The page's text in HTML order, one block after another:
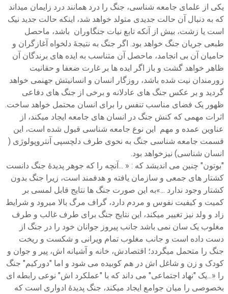
یکی از علمای جامعه شناسی، جنگ را درد همانند درد زایمان میداند
که به دنبال آن حالت جدیدی متولد خواهد شد، اینکه حالت جدید نیک
است یا زشت، بیش از آنکه تابع نیات جنگاوران باشد، ماحصل
طبعی جریان جنگ خواهد بود. اگر جنگ به نتیجۀ دلخواه آغازگران و
حامیان آن بی انجامد، ماحصل آن متناسب به ایده های برندگان آن
ظاهر خواهد گشت و باز اگر ایده ها بر غارت ضعفا و حقانیت
زورمندان نیت شده باشد، روزگار انسان و انسانیتش جهنمی خواهد
گردید و بر عکس جنگ های عادلانه و برخی از جنگ های دفاعی
ظهور یک فضای مناسب تنفس را برای انسان محتمل خواهد ساخت.
اثرات مهمی که کنش جنگ در انسان های جامعه ایجاد میکند، از
عناوین عمده و مهم این نوع جامعه شناسی قبول شده است، این
قسمت جامعه شناسی جنگ به نحوی طرف دلچسپی آنتروپولوژی (
انسان شناسی) نیزخواهد بود.
"بوتون" چنین می اندیشد که : « ...آنچه را که جوهر پدیدۀ جنگ دانست
کشتار های جمعی و سازمان یافته و هدفمند است، زیرا جنگ بدون
کشتار وجود ندارد ...»به این صورت جنگ ها نتایج قابل لمسی بر
کمیت و کیفیت نفوس و مردم دارد، گراف مرگ بالا میرود و شرایط
زاد و ولد نیز تغییر میکند، این نتایج جنگ برای طرف غالب و طرف
مغلوب یک سان نمی باشد جانب پیروز جوانان خود را در جنگ از
دست داده است و جانب مغلوب تمام ویرانی و شکست و ریخت
جنگ را متحمل میگردد؛ اقتصادش، خانه و آشیانه اش، پیر و جوان و
کودک و زن و شاغل اش در هم کوبیده می شود و اما "دورکیم" جنگ
را «...یک "نهاد اجتماعی" می داند که با "عملکرد اش" نوعی رابطه ای
بخصوصی را میان جوامع ایجاد میکند، جنگ پدیدۀ ادواری است که